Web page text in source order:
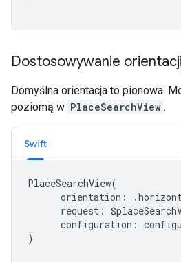
Dostosowywanie
Domyślna orientacja to pionowa.
poziomą w PlaceSearchView .
Swift
PlaceSearchView(
orientation : .
request : $
configuration :
)